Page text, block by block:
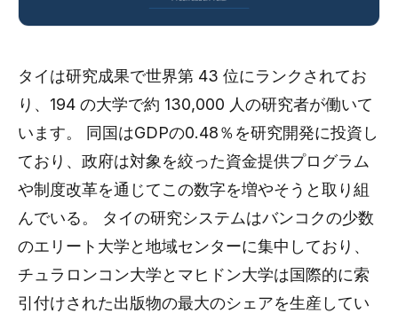
タイは研究成果で世界第 43 位にランクされてお
り、194 の大学で約 130,000 人の研究者が働いて
います。 同国はGDPの0.48％を研究開発に投資し
ており、政府は対象を絞った資金提供プログラム
や制度改革を通じてこの数字を増やそうと取り組
んでいる。 タイの研究システムはバンコクの少数
のエリート大学と地域センターに集中しており、
チュラロンコン大学とマヒドン大学は国際的に索
引付けされた出版物の最大のシェアを生産してい